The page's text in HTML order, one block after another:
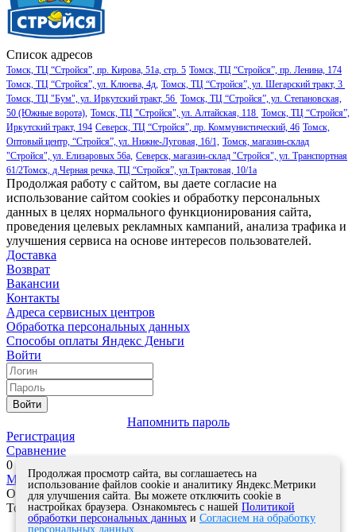
Список адресов
Томск, ТЦ “Стройся”, пр. Кирова, 51а, стр. 5 Томск, ТЦ “Стройся”, пр. Ленина, 174
Томск, ТЦ “Стройся”, ул. Клюева, 4д, Томск, ТЦ “Стройся”, ул. Шегарский тракт, 3
Томск, ТЦ "Бум", ул. Иркутский тракт, 56 Томск, ТЦ “Стройся”, ул. Степановская,
50 (Южные ворота), Томск, ТЦ "Стройся", ул. Алтайская, 118 Томск, ТЦ “Стройся”,
Иркутский тракт, 194 Северск, ТЦ “Стройся”, пр. Коммунистический, 46 Томск,
Оптовый центр, “Стройся”, ул. Нижне-Луговая, 16/1, Томск, магазин-склад
"Стройся", ул. Елизаровых 56а, Северск, магазин-склад "Стройся", ул. Транспортная
61/2Томск, д.Черная речка, ТЦ “Стройся”, ул.Трактовая, 10/1а
Продолжая работу с сайтом, вы даете согласие на
использование сайтом cookies и обработку персональных
данных в целях нормального функционирования сайта,
проведения целевых рекламных кампаний, анализа трафика и
улучшения сервиса на основе интересов пользователей.
Доставка
Возврат
Вакансии
Контакты
Адреса сервисных центров
Обработка персональных данных
Способы оплаты Яндекс Деньги
Войти
Войти
Напомнить пароль
Регистрация
Сравнение
0
Моя корзина00руб.
Оформить заказ
Товар успешно добавлен в корзину!
Кол-во
Продолжая просмотр сайта, вы соглашаетесь на
использование файлов cookie и аналитику Яндекс.Метрики
для улучшения сайта. Вы можете отключить cookie в
настройках браузера. Ознакомьтесь с нашей Политикой
обработки персональных данных и Согласием на обработку
персональных данных